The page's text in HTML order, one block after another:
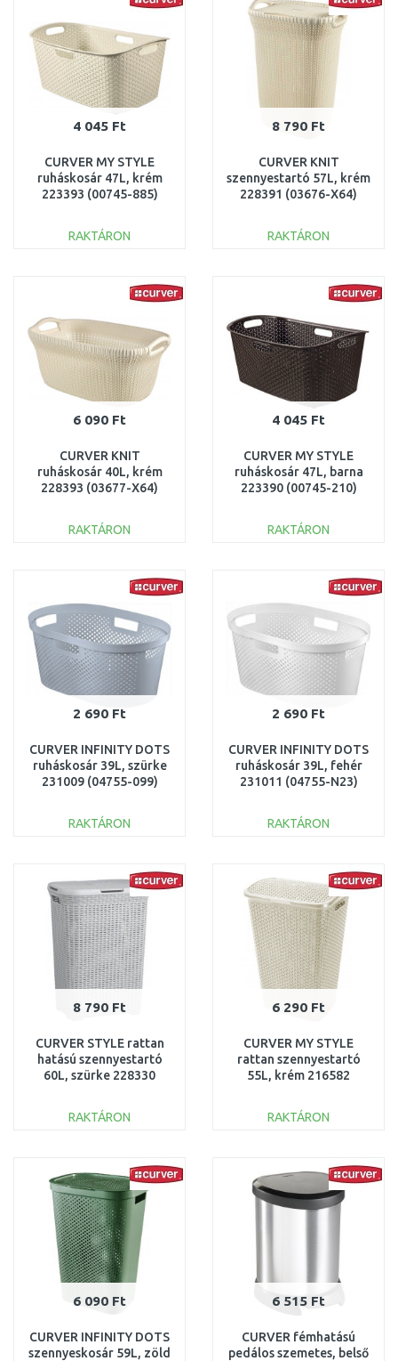
4 045 Ft
CURVER MY STYLE
ruháskosár 47L, krém
223393 (00745-885)
RAKTÁRON
Összehasonlítás
8 790 Ft
CURVER KNIT
szennyestartó 57L, krém
228391 (03676-X64)
RAKTÁRON
Összehasonlítás
6 090 Ft
CURVER KNIT
ruháskosár 40L, krém
228393 (03677-X64)
RAKTÁRON
Összehasonlítás
4 045 Ft
CURVER MY STYLE
ruháskosár 47L, barna
223390 (00745-210)
RAKTÁRON
Összehasonlítás
2 690 Ft
CURVER INFINITY DOTS
ruháskosár 39L, szürke
231009 (04755-099)
RAKTÁRON
Összehasonlítás
2 690 Ft
CURVER INFINITY DOTS
ruháskosár 39L, fehér
231011 (04755-N23)
RAKTÁRON
Összehasonlítás
8 790 Ft
CURVER STYLE rattan
hatású szennyestartó
60L, szürke 228330
RAKTÁRON
Összehasonlítás
6 290 Ft
CURVER MY STYLE
rattan szennyestartó
55L, krém 216582
RAKTÁRON
Összehasonlítás
6 090 Ft
CURVER INFINITY DOTS
szennyeskosár 59L, zöld
6 515 Ft
CURVER fémhatású
pedálos szemetes, belső